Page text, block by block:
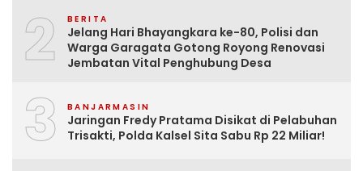
2 BERITA
Jelang Hari Bhayangkara ke-80, Polisi dan
Warga Garagata Gotong Royong Renovasi
Jembatan Vital Penghubung Desa
3 BANJARMASIN
Jaringan Fredy Pratama Disikat di Pelabuhan
Trisakti, Polda Kalsel Sita Sabu Rp 22 Miliar!